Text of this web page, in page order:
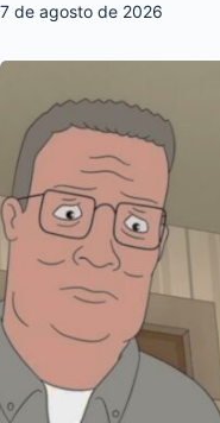
7 de agosto de 2026